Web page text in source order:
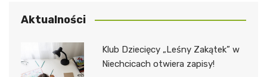
Aktualności
Klub Dziecięcy „Leśny Zakątek” w
Niechcicach otwiera zapisy!